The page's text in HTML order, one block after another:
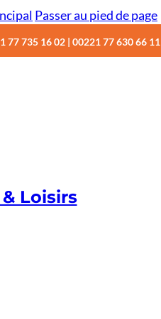
Passer au pied de page
77 735 16 02 | 00221 77 630 66 11
Loisirs